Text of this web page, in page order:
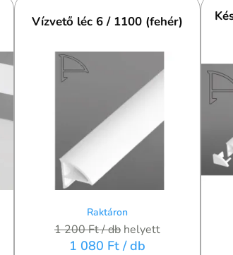
Vízvető léc 6 / 1100 (fehér)
Raktáron
1 200 Ft/ db helyett
1 080 Ft / db